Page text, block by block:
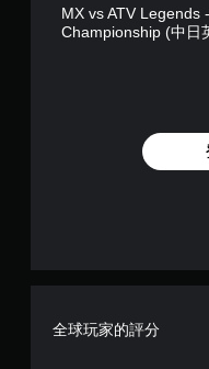
MX vs ATV Legends
Championship (中日
全球玩家的評分